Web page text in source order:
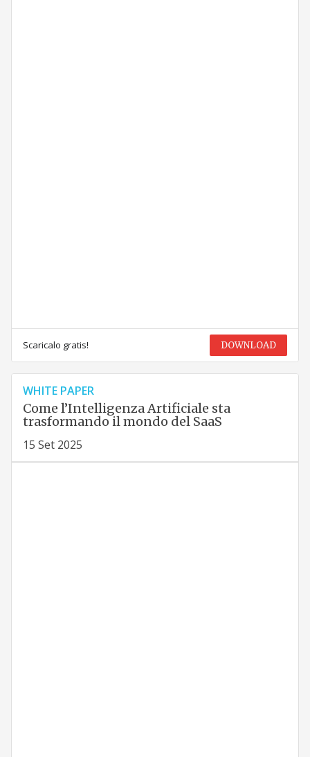
Scaricalo gratis! DOWNLOAD
WHITE PAPER
Come l’Intelligenza Artificiale sta
trasformando il mondo del SaaS
15 Set 2025